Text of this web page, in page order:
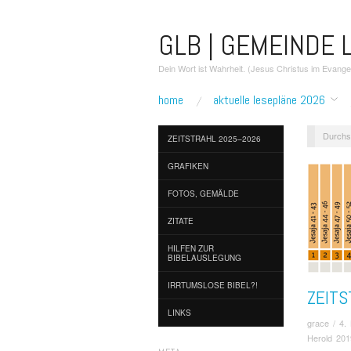
GLB | GEMEINDE
Dein Wort ist Wahrheit. (Jesus Christus im
home aktuelle lesepläne 2026
ZEITSTRAHL 2025–2026
GRAFIKEN
FOTOS, GEMÄLDE
ZITATE
HILFEN ZUR
BIBELAUSLEGUNG
IRRTUMSLOSE BIBEL?!
LINKS
grace / 4.
Herold